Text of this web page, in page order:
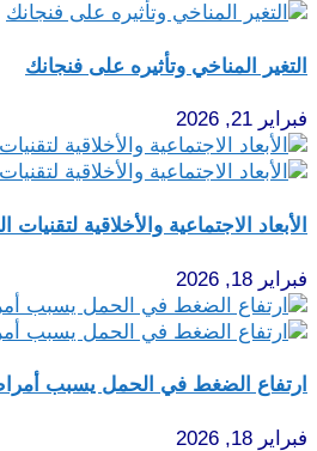
التغير المناخي وتأثيره على فنجانك
فبراير 21, 2026
الأبعاد الاجتماعية والأخلاقية
فبراير 18, 2026
ارتفاع الضغط في الحمل يسبب
فبراير 18, 2026